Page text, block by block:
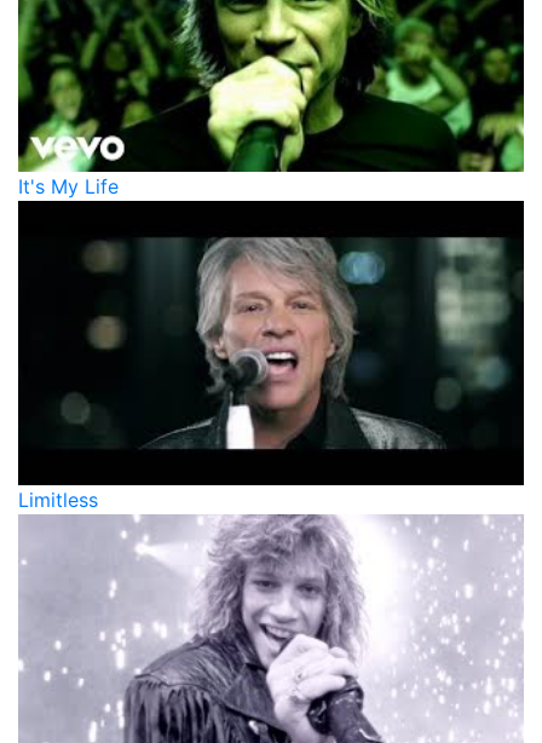
It's My Life
Limitless